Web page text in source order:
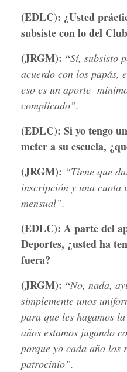
(EDLC): ¿Usted
subsiste con lo del
(JRGM): “Sí, subsisto
acuerdo con los papás,
eso es un aporte
complicado”.
(EDLC): Si yo tengo
meter a su escuela,
(JRGM): “Tiene que
inscripción y una cuota
mensual”.
(EDLC): A parte del
Deportes, ¿usted ha
fuera?
(JRGM): “No, nada,
simplemente unos
para que les hagamos
años estamos jugando
porque yo cada año los
patrocinio”.